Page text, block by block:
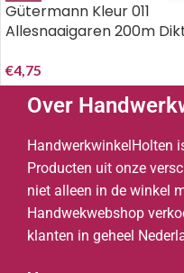
Gütermann Kleur 011
Allesnaaigaren 200m
€4,75
Over
HandwerkwinkelHolten
Producten uit onze
niet alleen in de winkel
Handwekwebshop
klanten in geheel